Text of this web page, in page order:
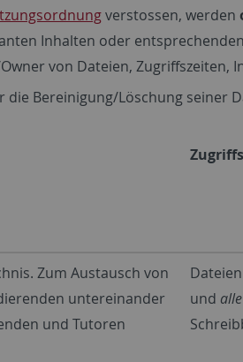
verstossen, werden
Inhalten oder
von Dateien, Zugriffszeiten,
die Bereinigung/Löschung seiner
Zum Austausch von
untereinander
und Tutoren
und alle